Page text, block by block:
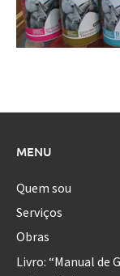
MENU
Quem sou
Serviços
Obras
Livro: “Manual de